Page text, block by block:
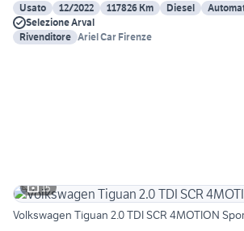
Usato
12/2022 117826 Km Diesel
Selezione Arval
Rivenditore Ariel Car Firenze
15
Volkswagen Tiguan 2.0 TDI SCR 4MOTION